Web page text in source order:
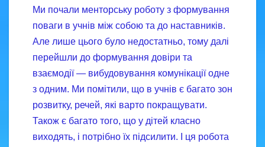
Ми почали менторську роботу з формування
поваги в учнів між собою та до наставників.
Але лише цього було недостатньо, тому далі
перейшли до формування довіри та
взаємодії — вибудовування комунікації одне
з одним. Ми помітили, що в учнів є багато зон
розвитку, речей, які варто покращувати.
Також є багато того, що у дітей класно
виходять, і потрібно їх підсилити. І ця робота